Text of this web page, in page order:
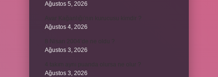
Ağustos 5, 2026
Ağustos 4, 2026
Ağustos 3, 2026
Ağustos 3, 2026